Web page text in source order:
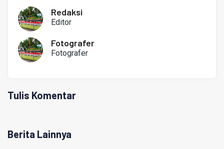
Redaksi
Editor
Fotografer
Fotografer
Tulis Komentar
Berita Lainnya